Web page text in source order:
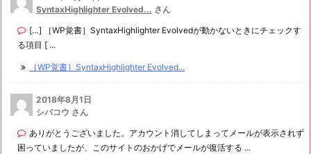
SyntaxHighlighter Evolved... さん
[…] ［WP覚書］SyntaxHighlighter Evolvedが動かないときにチェックす
る項目 [ ...
［WP覚書］SyntaxHighlighter Evolved...
2018年8月1日
シバコウ さん
ありがとうございました。アカウント消してしまってメールが表示されず
困っていましたが、このサイトのおかげでメールが復活する ...